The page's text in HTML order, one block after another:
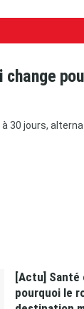
30 jours,
[Actu] Santé
pourquoi le